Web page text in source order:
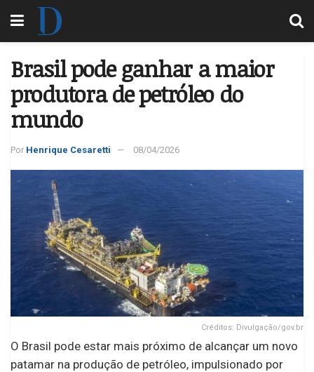
Brasil pode ganhar a maior
produtora de petróleo do
mundo
Por Henrique Cesaretti 08/04/2026
Créditos: Divulgação/gov.br
O Brasil pode estar mais próximo de alcançar um novo
patamar na produção de petróleo, impulsionado por